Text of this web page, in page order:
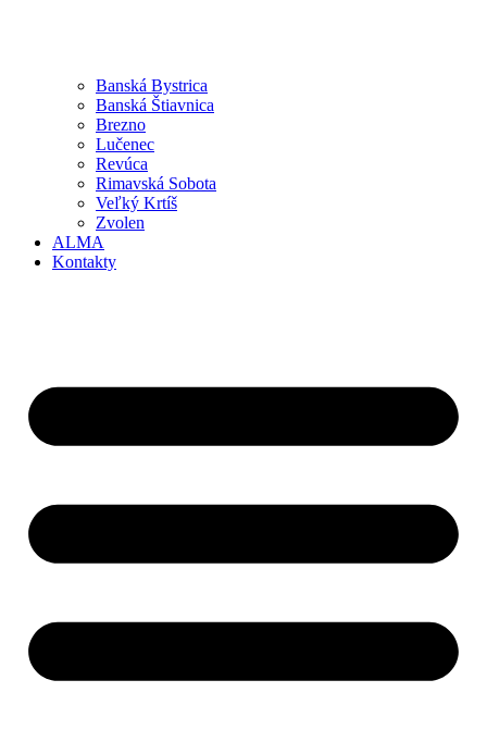
Banská Bystrica
Banská Štiavnica
Brezno
Lučenec
Revúca
Rimavská Sobota
Veľký Krtíš
Zvolen
ALMA
Kontakty